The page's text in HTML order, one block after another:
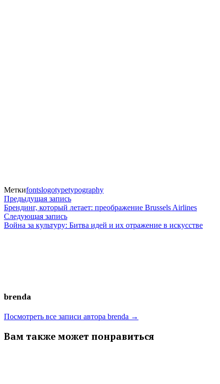
Меткиfontslogotypetypography
Навигация
по
записям
Предыдущая записьПредыдущая
запись:
Брендинг, который летает: преображение Brussels Airlines
Следующая записьСледующая
запись:
Война за культуру: Битва идей и их отражение в искусстве
brenda
Посмотреть все записи автора brenda →
Вам также может понравиться